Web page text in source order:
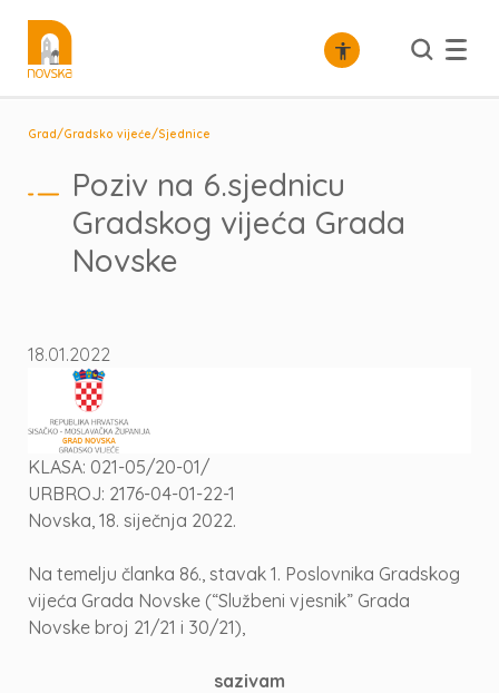
Grad/Gradsko vijeće/Sjednice
Poziv na 6.sjednicu
Gradskog vijeća Grada
Novske
18.01.2022
KLASA: 021-05/20-01/
URBROJ: 2176-04-01-22-1
Novska, 18. siječnja 2022.
Na temelju članka 86., stavak 1. Poslovnika Gradskog
vijeća Grada Novske (“Službeni vjesnik” Grada
Novske broj 21/21 i 30/21),
sazivam